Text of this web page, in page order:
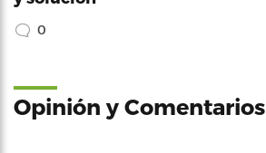
0
Opinión y Comentarios